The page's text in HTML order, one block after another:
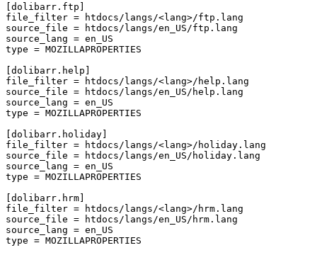
[dolibarr.ftp]
file_filter =
htdocs/langs/<lang>/ftp.lang
source_file =
htdocs/langs/en_US/ftp.lang
source_lang = en_US
type = MOZILLAPROPERTIES
[dolibarr.help]
file_filter =
htdocs/langs/<lang>/help.lang
source_file =
htdocs/langs/en_US/help.lang
source_lang = en_US
type = MOZILLAPROPERTIES
[dolibarr.holiday]
file_filter =
htdocs/langs/<lang>/holiday.lang
source_file =
htdocs/langs/en_US/holiday.lang
source_lang = en_US
type = MOZILLAPROPERTIES
[dolibarr.hrm]
file_filter =
htdocs/langs/<lang>/hrm.lang
source_file =
htdocs/langs/en_US/hrm.lang
source_lang = en_US
type = MOZILLAPROPERTIES